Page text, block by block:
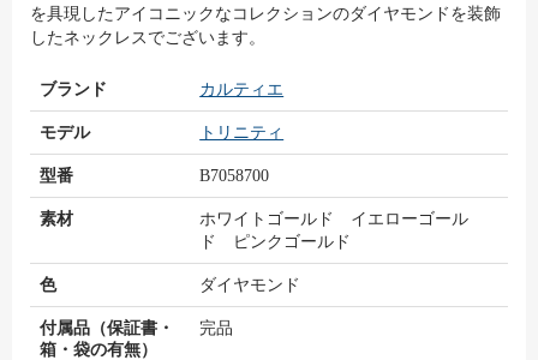
を具現したアイコニックなコレクションのダイヤモンドを装飾
したネックレスでございます。
ブランド カルティエ
モデル トリニティ
型番 B7058700
素材
ホワイトゴールド イエローゴール
ド ピンクゴールド
色 ダイヤモンド
付属品（保証書・
箱・袋の有無）
完品